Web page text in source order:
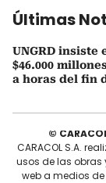
Últimas
UNGRD insiste
$46.000
a horas del fin
©
CARACOL S.A.
usos de las obras
web a medios